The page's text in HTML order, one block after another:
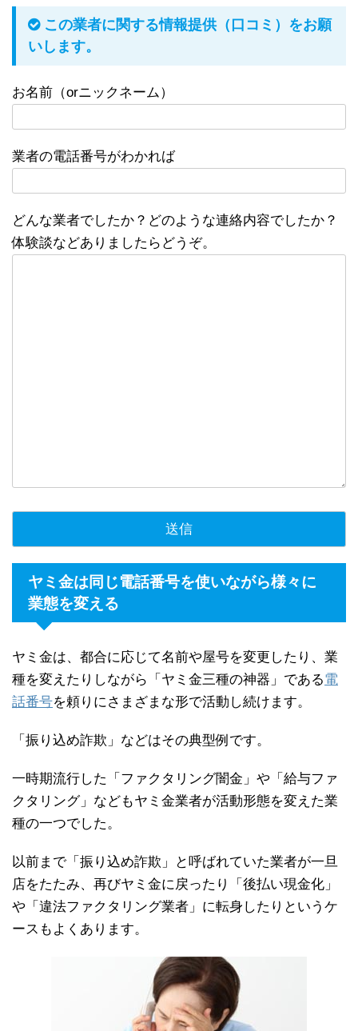
この業者に関する情報提供（口コミ）をお願
いします。
お名前（orニックネーム）
業者の電話番号がわかれば
どんな業者でしたか？どのような連絡内容でしたか？
体験談などありましたらどうぞ。
ヤミ金は同じ電話番号を使いながら様々に
業態を変える
ヤミ金は、都合に応じて名前や屋号を変更したり、業
種を変えたりしながら「ヤミ金三種の神器」である電
話番号を頼りにさまざまな形で活動し続けます。
「振り込め詐欺」などはその典型例です。
一時期流行した「ファクタリング闇金」や「給与ファ
クタリング」などもヤミ金業者が活動形態を変えた業
種の一つでした。
以前まで「振り込め詐欺」と呼ばれていた業者が一旦
店をたたみ、再びヤミ金に戻ったり「後払い現金化」
や「違法ファクタリング業者」に転身したりというケ
ースもよくあります。